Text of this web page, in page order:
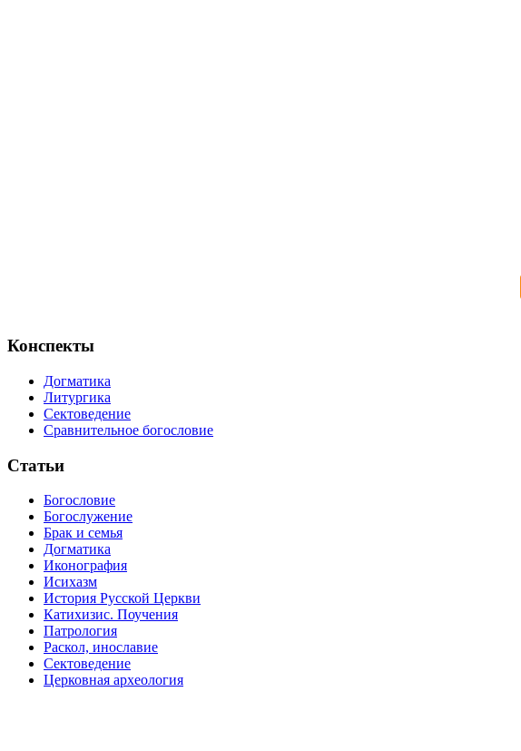
Конспекты
Догматика
Литургика
Сектоведение
Сравнительное богословие
Статьи
Богословие
Богослужение
Брак и семья
Догматика
Иконография
Исихазм
История Русской Церкви
Катихизис. Поучения
Патрология
Раскол, инославие
Сектоведение
Церковная археология